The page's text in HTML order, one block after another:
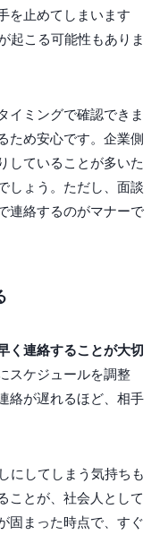
を止めてしまいます
起こる可能性もありま
イミングで確認できま
ため安心です。企業側
していることが多いた
しょう。ただし、面談
連絡するのがマナーで
く連絡することが大切
スケジュールを調整
絡が遅れるほど、相手
にしてしまう気持ちも
ことが、社会人として
固まった時点で、すぐ